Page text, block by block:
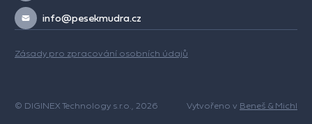
info@pesekmudra.cz
Zásady pro zpracování osobních údajů
© DIGINEX Technology s.r.o., 2026 Vytvořeno v Beneš & Michl